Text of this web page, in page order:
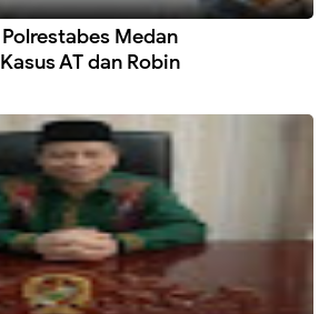
Medan
AT dan Robin